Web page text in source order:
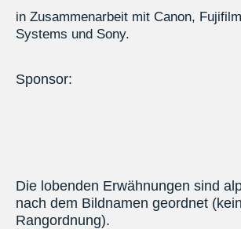
in Zusammenarbeit mit Canon,
Systems und Sony.
Sponsor:
Die lobenden Erwähnungen sind
nach dem Bildnamen geordnet
Rangordnung).